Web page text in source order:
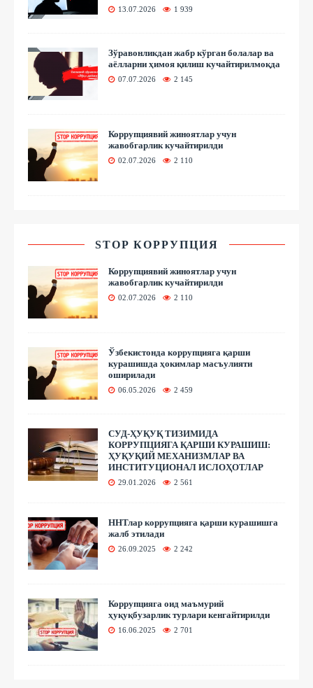
13.07.2026 1 939
Зўравонликдан жабр кўрган болалар ва
аёлларни ҳимоя қилиш кучайтирилмоқда
07.07.2026 2 145
Коррупциявий жиноятлар учун
жавобгарлик кучайтирилди
02.07.2026 2 110
STOP КОРРУПЦИЯ
Коррупциявий жиноятлар учун
жавобгарлик кучайтирилди
02.07.2026 2 110
Ўзбекистонда коррупцияга қарши
курашишда ҳокимлар масъулияти
оширилади
06.05.2026 2 459
СУД-ҲУҚУҚ ТИЗИМИДА
КОРРУПЦИЯГА ҚАРШИ КУРАШИШ:
ҲУҚУҚИЙ МЕХАНИЗМЛАР ВА
ИНСТИТУЦИОНАЛ ИСЛОҲОТЛАР
29.01.2026 2 561
ННТлар коррупцияга қарши курашишга
жалб этилади
26.09.2025 2 242
Коррупцияга оид маъмурий
ҳуқуқбузарлик турлари кенгайтирилди
16.06.2025 2 701